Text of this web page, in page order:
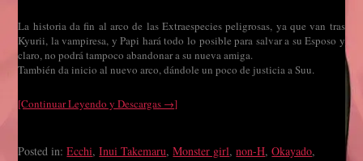
La historia da fin al arco de las Extraespecies peligrosas, ya que van tras
Kyurii, la vampiresa, y Papi hará todo lo posible para salvar a su Esposo y
claro, no podrá tampoco abandonar a su nueva amiga.
También da inicio al nuevo arco, dándole un poco de justicia a Suu.
[Continuar Leyendo y Descargas →]
Posted in:Ecchi,Inui Takemaru,Monster girl,non-H,Okayado,